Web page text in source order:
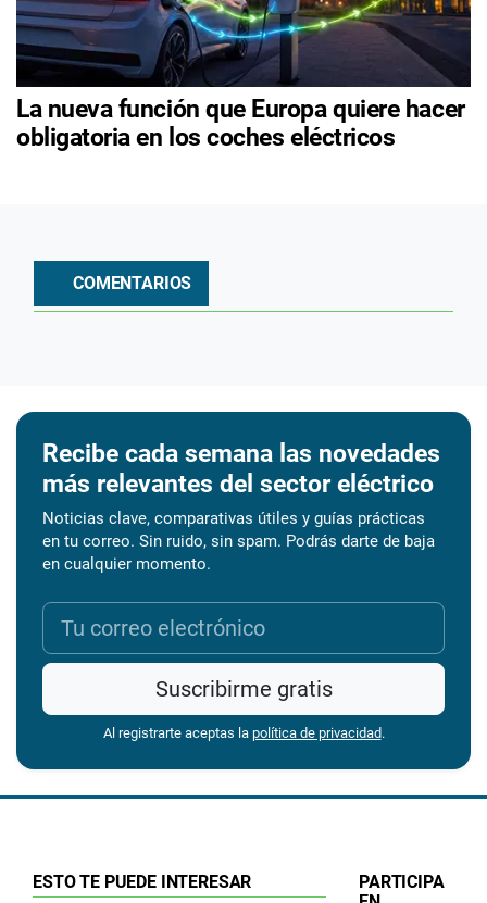
La nueva función que Europa quiere hacer
obligatoria en los coches eléctricos
COMENTARIOS
Recibe cada semana las novedades
más relevantes del sector eléctrico
Noticias clave, comparativas útiles y guías prácticas
en tu correo. Sin ruido, sin spam. Podrás darte de baja
en cualquier momento.
Suscribirme gratis
Al registrarte aceptas la política de privacidad.
ESTO TE PUEDE INTERESAR
PARTICIPA